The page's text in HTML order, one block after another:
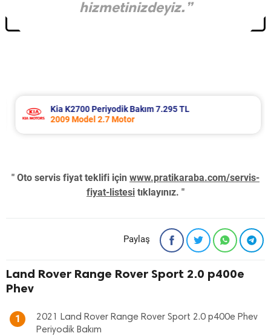
hizmetinizdeyiz.”
Kia K2700 Periyodik Bakım 7.295 TL
2009 Model 2.7 Motor
" Oto servis fiyat teklifi için www.pratikaraba.com/servis-
fiyat-listesi tıklayınız. "
Paylaş
Land Rover Range Rover Sport 2.0 p400e
Phev
1
2021 Land Rover Range Rover Sport 2.0 p400e Phev
Periyodik Bakım